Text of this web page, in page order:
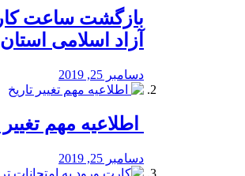
بازگشت ساعت
آزاد اسلامی استان
دسامبر 25, 2019
اطلاعیه مهم
دسامبر 25, 2019